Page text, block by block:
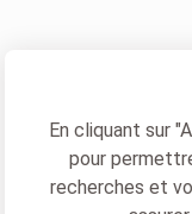
En cliquant sur
pour
recherches et